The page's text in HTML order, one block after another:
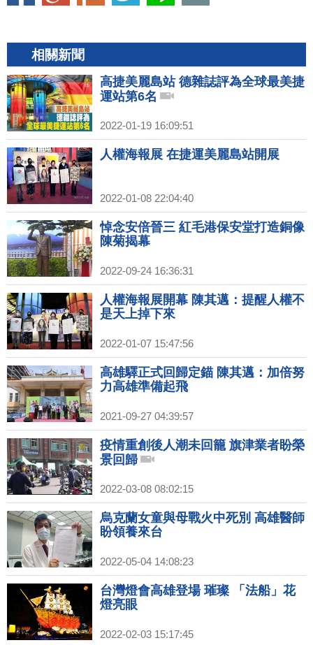
相關新聞
高捷美麗島站 德雜誌評為全球最美捷
運站第6名
2022-01-19 16:09:51
人權海報展 在捷運美麗島站開展
2022-01-08 22:04:40
悼念安倍晉三 紅毛港保安堂打造銅像
陳菊揭幕
2022-09-24 16:36:31
人權海報展開幕 陳其邁：提醒人權不
是天上掉下來
2022-01-07 15:47:56
高雄驛正式回歸定錨 陳其邁：加倍努
力高雄準備起飛
2021-09-27 04:39:57
疫情重創後人潮未回籠 旗津業者盼榮
景回歸
2022-03-08 08:02:15
烏克蘭女童與母戰火中死別 高雄醫師
盼領養來台
2022-05-04 14:08:23
台灣燈會高雄登場 璀璨 「法船」花
燈亮眼
2022-02-03 15:17:45